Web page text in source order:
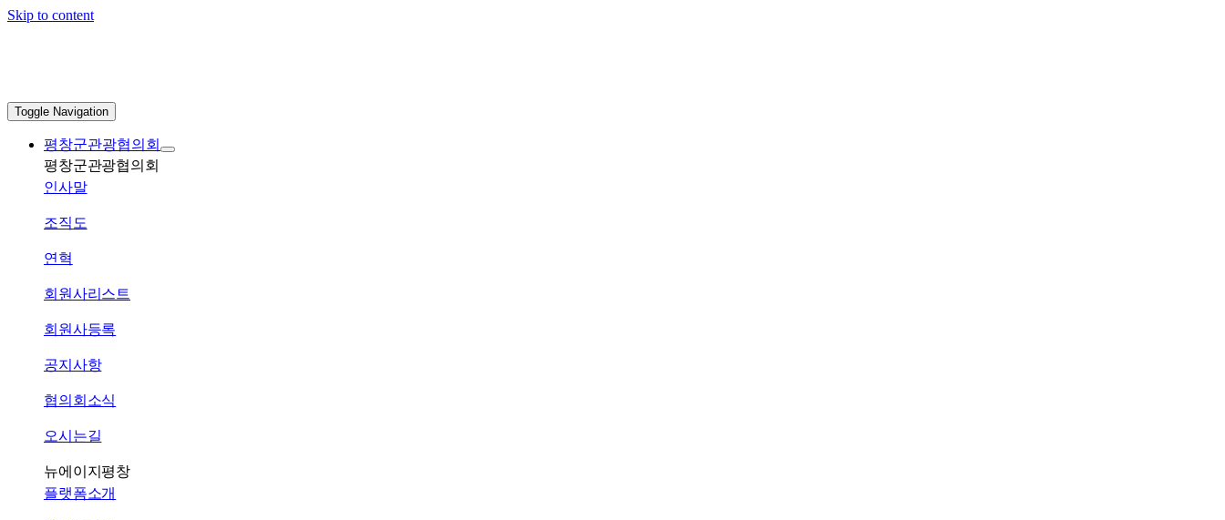
Skip to content
Toggle Navigation
평창군관광협의회
평창군관광협의회
인사말
조직도
연혁
회원사리스트
회원사등록
공지사항
협의회소식
오시는길
뉴에이지평창
플랫폼소개